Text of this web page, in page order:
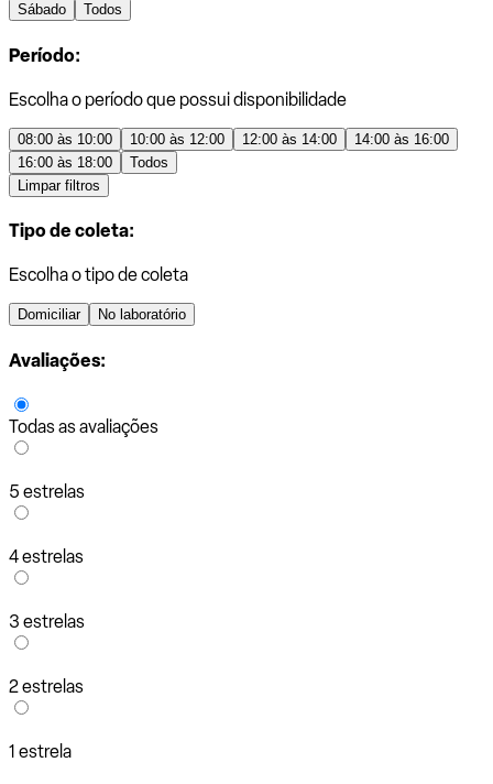
Sábado
Todos
Período:
Escolha o período que possui disponibilidade
08:00 às 10:00 10:00 às 12:00 12:00 às 14:00
14:00 às 16:00
16:00 às 18:00
Todos
Limpar filtros
Tipo de coleta:
Escolha o tipo de coleta
Domiciliar No laboratório
Avaliações:
Todas as avaliações
5 estrelas
4 estrelas
3 estrelas
2 estrelas
1 estrela